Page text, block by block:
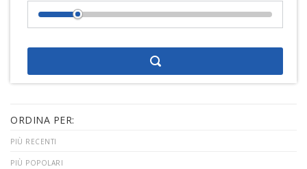
ORDINA PER:
PIÙ RECENTI
PIÙ POPOLARI